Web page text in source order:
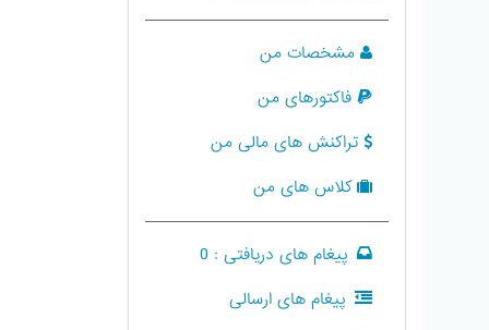
مشخصات من
فاکتورهای من
تراکنش های مالی من
کلاس های من
پیغام های دریافتی : 0
پیغام های ارسالی